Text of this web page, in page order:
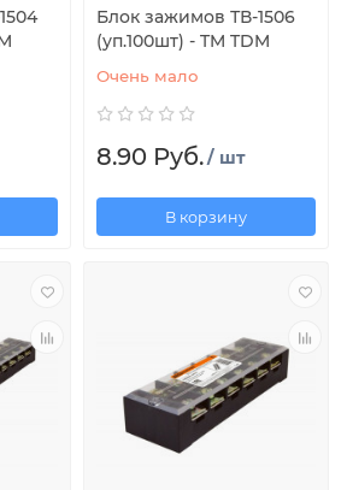
Блок зажимов ТВ-1506
(уп.100шт) - TM TDM
Очень мало
8.90 Руб./ шт
В корзину